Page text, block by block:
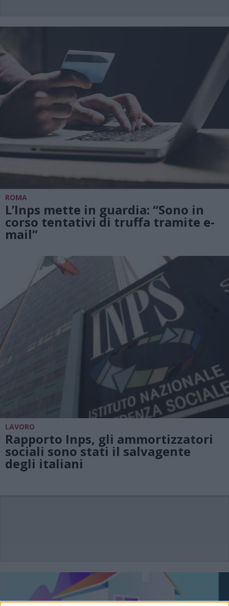
ROMA
L’Inps mette in guardia: “Sono in
corso tentativi di truffa tramite e-
mail”
LAVORO
Rapporto Inps, gli ammortizzatori
sociali sono stati il salvagente
degli italiani